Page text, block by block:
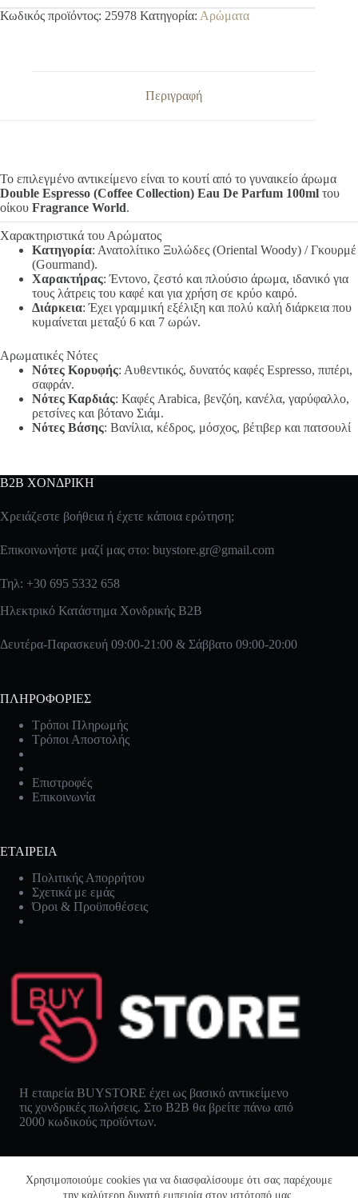
Χρησιμοποιούμε cookies για να διασφαλίσουμε ότι σας παρέχουμε
την καλύτερη δυνατή εμπειρία στον ιστότοπό μας.
Κωδικός προϊόντος: 25978 Κατηγορία: Αρώματα
Περιγραφή
Το επιλεγμένο αντικείμενο είναι το κουτί από το γυναικείο άρωμα
Double Espresso (Coffee Collection) Eau De Parfum 100ml του
οίκου Fragrance World.
Χαρακτηριστικά του Αρώματος
Κατηγορία: Ανατολίτικο Ξυλώδες (Oriental Woody) / Γκουρμέ
(Gourmand).
Χαρακτήρας: Έντονο, ζεστό και πλούσιο άρωμα, ιδανικό για
τους λάτρεις του καφέ και για χρήση σε κρύο καιρό.
Διάρκεια: Έχει γραμμική εξέλιξη και πολύ καλή διάρκεια που
κυμαίνεται μεταξύ 6 και 7 ωρών.
Αρωματικές Νότες
Νότες Κορυφής: Αυθεντικός, δυνατός καφές Espresso, πιπέρι,
σαφράν.
Νότες Καρδιάς: Καφές Arabica, βενζόη, κανέλα, γαρύφαλλο,
ρετσίνες και βότανο Σιάμ.
Νότες Βάσης: Βανίλια, κέδρος, μόσχος, βέτιβερ και πατσουλί
B2B ΧΟΝΔΡΙΚΗ
Χρειάζεστε βοήθεια ή έχετε κάποια ερώτηση;
Επικοινωνήστε μαζί μας στο: buystore.gr@gmail.com
Τηλ: +30 695 5332 658
Ηλεκτρικό Κατάστημα Χονδρικής B2B
Δευτέρα-Παρασκευή 09:00-21:00 & Σάββατο 09:00-20:00
ΠΛΗΡΟΦΟΡΙΕΣ
Τρόποι Πληρωμής
Τρόποι Αποστολής
Επιστροφές
Επικοινωνία
ΕΤΑΙΡΕΙΑ
Πολιτικής Απορρήτου
Σχετικά με εμάς
Όροι & Προϋποθέσεις
Η εταιρεία BUYSTORE έχει ως βασικό αντικείμενο
τις χονδρικές πωλήσεις. Στο B2B θα βρείτε πάνω από
2000 κωδικούς προϊόντων.